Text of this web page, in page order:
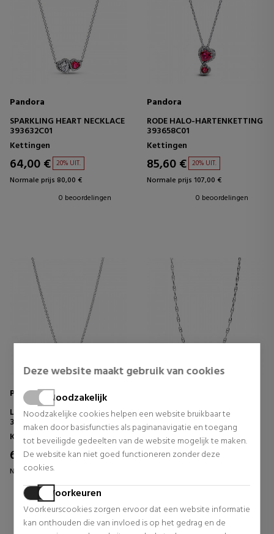
Deze website maakt gebruik van cookies
Noodzakelijk
Noodzakelijke cookies helpen een website bruikbaar te
maken door basisfuncties als paginanavigatie en toegang
tot beveiligde gedeelten van de website mogelijk te maken.
De website kan niet goed functioneren zonder deze
cookies.
Voorkeuren
Voorkeurscookies zorgen ervoor dat een website informatie
kan onthouden die van invloed is op het gedrag en de
Pandora
SPARKLING HEART NECKLACE
393632C01
Kettingen
64,00 € 20% UIT.
Normale prijs 80,00 €
0 beoordelingen
Pandora
RODE HALO-HARTENKETTING
393658C01
Kettingen
85,60 € 20% UIT.
Normale prijs 107,00 €
0 beoordelingen
Pandora
LOVING THE HALO NECKLACE
393776C01
Kettingen
64,00 € 20% UIT.
Normale prijs 80,00 €
0 beoordelingen
ANCHOR NECKLACE
393899C00
Kettingen
42,40 € 20% UIT.
0 beoordelingen